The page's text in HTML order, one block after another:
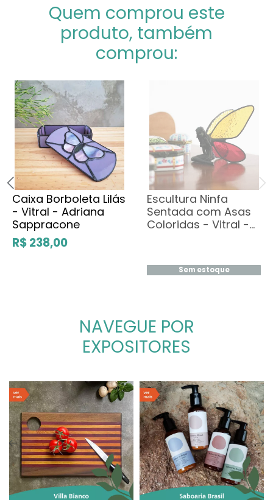
Quem comprou este
produto, também
comprou:
Caixa Borboleta Lilás
- Vitral - Adriana
Sappracone
R$ 238,00
Escultura Ninfa
Sentada com Asas
Coloridas - Vitral -
Sem estoque
NAVEGUE POR
EXPOSITORES